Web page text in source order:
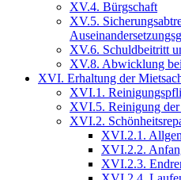
XV.4. Bürgschaft
XV.5.
XV.6. Schuldbeitritt
XV.8. Abwicklung
XVI. Erhaltung der
XVI.1.
XVI.5. Reinigung der
XVI.2.
XVI.2.1.
XVI.2.2.
XVI.2.3.